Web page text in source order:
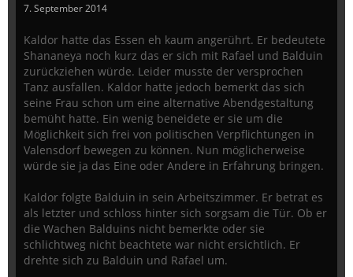
7. September 2014
Kaldor hatte das Essen eh kaum angerührt. Er bedeutete
Shananeya noch kurz das er sich mit Rafael und Balduin
zurückziehen würde. Leider musste der versprochen
Tanz ausfallen. Kaldor hatte jedoch bemerkt das sich
seine Frau schon um eine alternative Abendgestaltung
bemüht hatte. Ein wenig beneidete er sie um die
Möglichkeit sich frei von politischen Verpflichtungen in
Valensdorf bewegen zu können. Nun möglicherweise
würde sie ja das Eine oder Andere in Erfahrung bringen.
Kaldor folgte Balduin in sein Arbeitszimmer. Er betrat es
als letzter und schloss hinter sich sorgsam die Tür. Ob er
die Wachen Balduins nicht bemerkte oder sie
schlichtweg nicht beachtete war nicht ersichtlich. Er
drehte sich zu Balduin und Rafael um.